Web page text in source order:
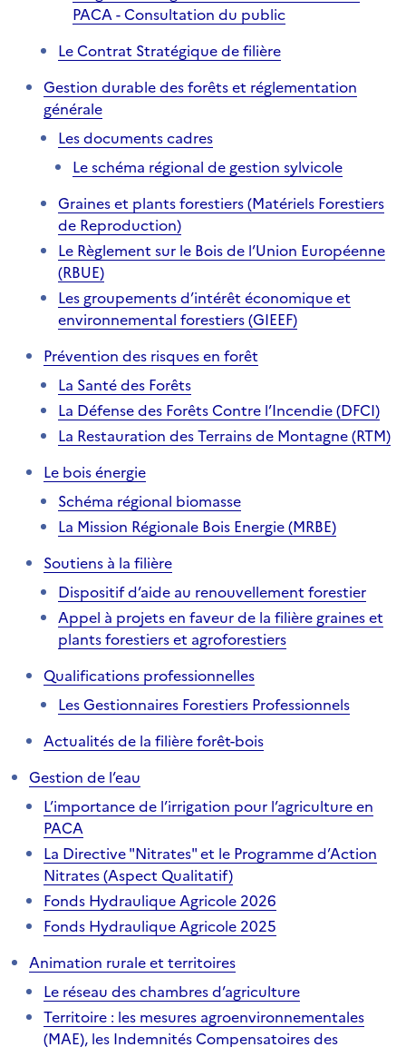
PACA - Consultation du public
Le Contrat Stratégique de filière
Gestion durable des forêts et réglementation
générale
Les documents cadres
Le schéma régional de gestion sylvicole
Graines et plants forestiers (Matériels Forestiers
de Reproduction)
Le Règlement sur le Bois de l’Union Européenne
(RBUE)
Les groupements d’intérêt économique et
environnemental forestiers (GIEEF)
Prévention des risques en forêt
La Santé des Forêts
La Défense des Forêts Contre l’Incendie (DFCI)
La Restauration des Terrains de Montagne (RTM)
Le bois énergie
Schéma régional biomasse
La Mission Régionale Bois Energie (MRBE)
Soutiens à la filière
Dispositif d’aide au renouvellement forestier
Appel à projets en faveur de la filière graines et
plants forestiers et agroforestiers
Qualifications professionnelles
Les Gestionnaires Forestiers Professionnels
Actualités de la filière forêt-bois
Gestion de l’eau
L’importance de l’irrigation pour l’agriculture en
PACA
La Directive "Nitrates" et le Programme d’Action
Nitrates (Aspect Qualitatif)
Fonds Hydraulique Agricole 2026
Fonds Hydraulique Agricole 2025
Animation rurale et territoires
Le réseau des chambres d’agriculture
Territoire : les mesures agroenvironnementales
(MAE), les Indemnités Compensatoires des